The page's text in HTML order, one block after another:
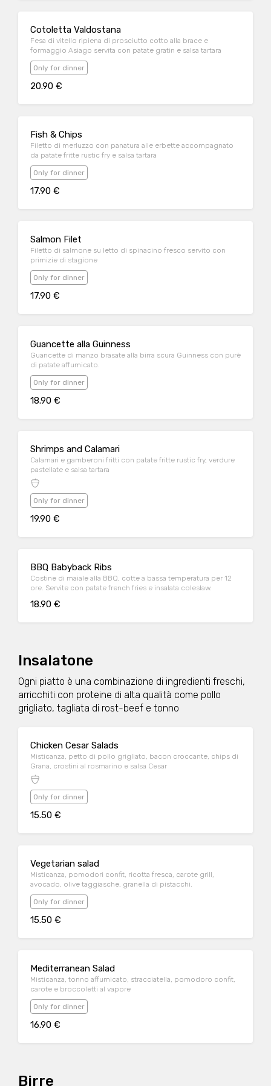
Cotoletta Valdostana
Fesa di vitello ripiena di prosciutto cotto alla brace e
formaggio Asiago servita con patate gratin e salsa tartara
Only for dinner
20.90 €
Fish & Chips
Filetto di merluzzo con panatura alle erbette accompagnato
da patate fritte rustic fry e salsa tartara
Only for dinner
17.90 €
Salmon Filet
Filetto di salmone su letto di spinacino fresco servito con
primizie di stagione
Only for dinner
17.90 €
Guancette alla Guinness
Guancette di manzo brasate alla birra scura Guinness con purè
di patate affumicato.
Only for dinner
18.90 €
Shrimps and Calamari
Calamari e gamberoni fritti con patate fritte rustic fry, verdure
pastellate e salsa tartara
Only for dinner
19.90 €
BBQ Babyback Ribs
Costine di maiale alla BBQ, cotte a bassa temperatura per 12
ore. Servite con patate french fries e insalata coleslaw.
18.90 €
Insalatone
Ogni piatto è una combinazione di ingredienti freschi,
arricchiti con proteine di alta qualità come pollo
grigliato, tagliata di rost-beef e tonno
Chicken Cesar Salads
Misticanza, petto di pollo grigliato, bacon croccante, chips di
Grana, crostini al rosmarino e salsa Cesar
Only for dinner
15.50 €
Vegetarian salad
Misticanza, pomodori confit, ricotta fresca, carote grill,
avocado, olive taggiasche, granella di pistacchi.
Only for dinner
15.50 €
Mediterranean Salad
Misticanza, tonno affumicato, stracciatella, pomodoro confit,
carote e broccoletti al vapore
Only for dinner
16.90 €
Birre